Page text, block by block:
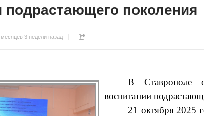
подрастающего поколения
3 недели назад
В Ставрополе
воспитании
21 октября 2025